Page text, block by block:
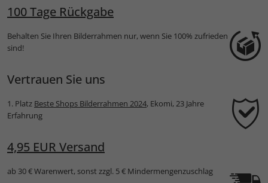
100 Tage Rückgabe
Behalten Sie Ihren Bilderrahmen nur, wenn Sie 100% zufrieden
sind!
Vertrauen Sie uns
1. Platz Beste Shops Bilderrahmen 2024, Ekomi, 23 Jahre
Erfahrung
4,95 EUR Versand
ab 30 € Warenwert, sonst zzgl. 5 € Mindermengenzuschlag